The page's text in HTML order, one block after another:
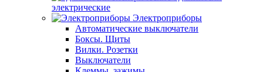
электрические
Электроприборы
Автоматические выключатели
Боксы. Щиты
Вилки. Розетки
Выключатели